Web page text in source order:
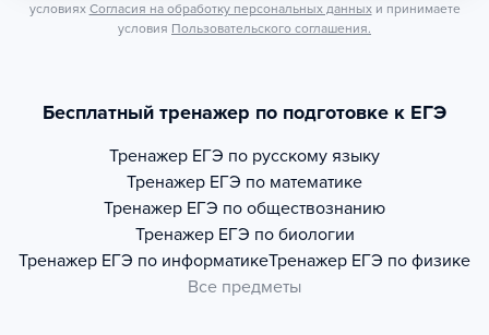
условиях Согласия на обработку персональных данных и принимаете
условия Пользовательского соглашения.
Бесплатный тренажер по подготовке к ЕГЭ
Тренажер ЕГЭ по русскому языку
Тренажер ЕГЭ по математике
Тренажер ЕГЭ по обществознанию
Тренажер ЕГЭ по биологии
Тренажер ЕГЭ по информатикеТренажер ЕГЭ по физике
Все предметы